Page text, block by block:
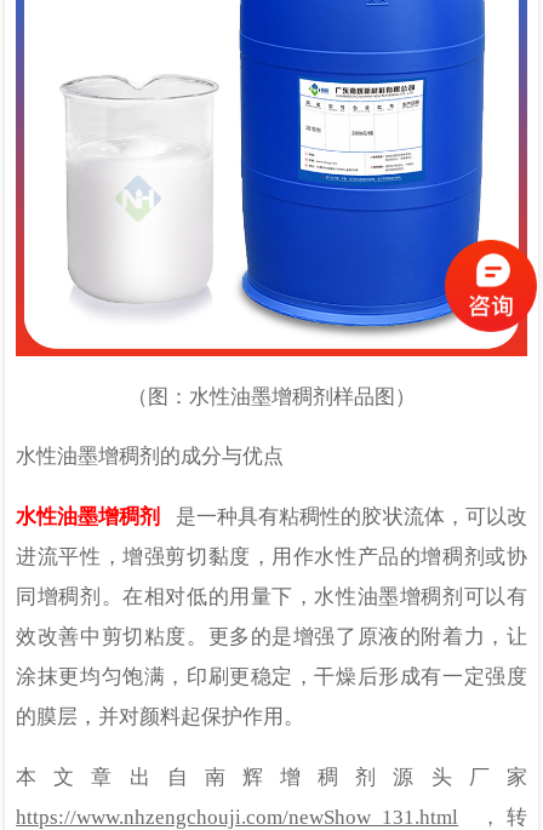
（图：水性油墨增稠剂样品图）
水性油墨增稠剂的成分与优点
水性油墨增稠剂
是一种具有粘稠性的胶状流体，可以改
进流平性，增强剪切黏度，用作水性产品的增稠剂或协
同增稠剂。在相对低的用量下，水性油墨增稠剂可以有
效改善中剪切粘度。更多的是增强了原液的附着力，让
涂抹更均匀饱满，印刷更稳定，干燥后形成有一定强度
的膜层，并对颜料起保护作用。
本文章出自南辉增稠剂源头厂家
https://www.nhzengchouji.com/newShow_131.html
，转